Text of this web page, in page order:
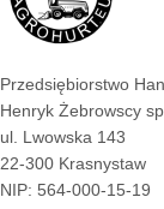
Przedsiębiorstwo
Henryk Żebrowscy
ul. Lwowska 143
22-300 Krasnystaw
NIP: 564-000-15-19